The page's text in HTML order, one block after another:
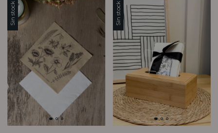
Sin stock Sin stock